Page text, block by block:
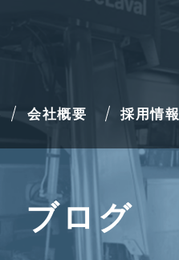
会社概要 採用情報
ブログ